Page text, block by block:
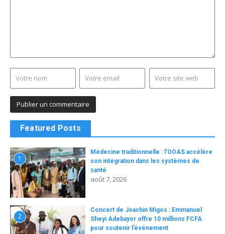
Featured Posts
1
Médecine traditionnelle : l’OOAS accélère
son intégration dans les systèmes de
santé
août 7, 2026
2
Concert de Joachin Migos : Emmanuel
Sheyi Adebayor offre 10 millions FCFA
pour soutenir l’événement